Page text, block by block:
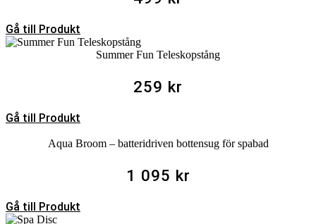
Gå till Produkt
Summer Fun Teleskopstång
259 kr
Gå till Produkt
Aqua Broom – batteridriven bottensug för spabad
1 095 kr
Gå till Produkt